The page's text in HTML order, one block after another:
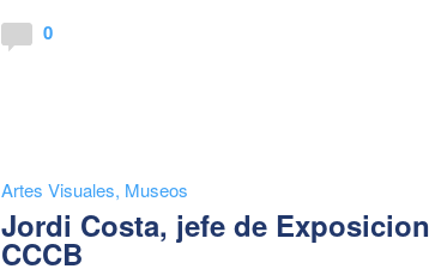
0
Artes Visuales, Museos
Jordi Costa, jefe de
CCCB